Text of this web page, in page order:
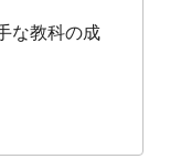
な教科の成